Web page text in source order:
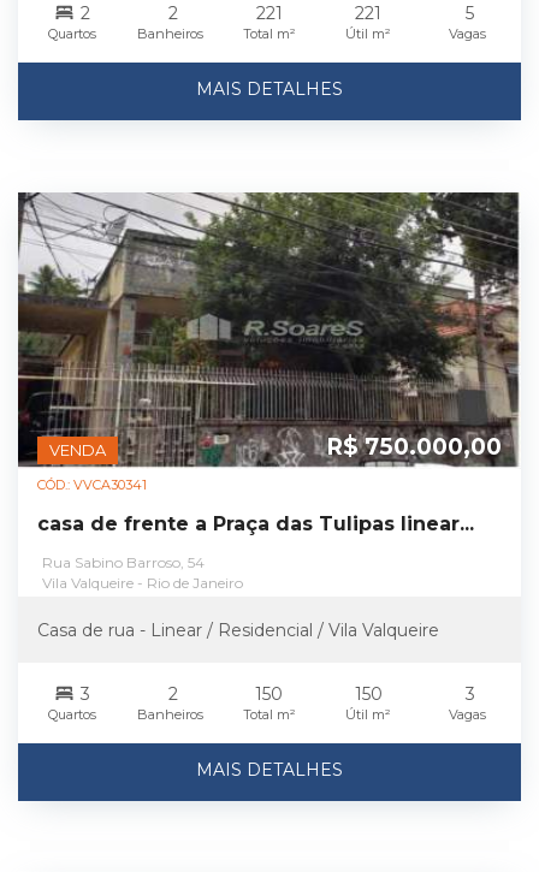
2
Quartos
2
Banheiros
221
Total m²
221
Útil m²
5
Vagas
MAIS DETALHES
VENDA R$ 750.000,00
CÓD.: VVCA30341
casa de frente a Praça das Tulipas linear...
Rua Sabino Barroso, 54
Vila Valqueire - Rio de Janeiro
Casa de rua - Linear / Residencial / Vila Valqueire
3
Quartos
2
Banheiros
150
Total m²
150
Útil m²
3
Vagas
MAIS DETALHES